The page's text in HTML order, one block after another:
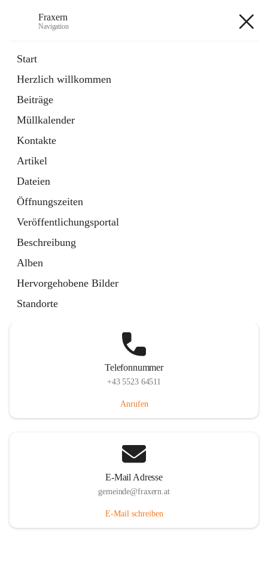
Fraxern
Navigation
Start
Herzlich willkommen
Beiträge
Müllkalender
Kontakte
Artikel
Dateien
Öffnungszeiten
Veröffentlichungsportal
Beschreibung
Alben
Hervorgehobene Bilder
Standorte
Ordner
in
Tab
Formulare
Artikel
öffnet
in
neuem
Tab
Telefonnummer
+43 5523 64511
Anrufen
E-Mail Adresse
gemeinde@fraxern.at
E-Mail schreiben